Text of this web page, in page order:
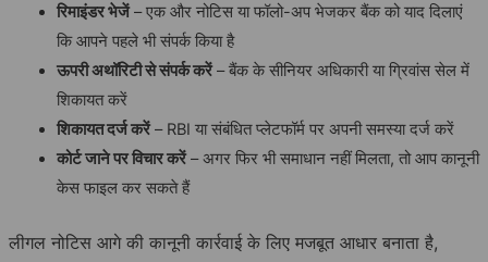
रिमाइंडर भेजें– एक और नोटिस या फॉलो-अप भेजकर बैंक को याद दिलाएं
कि आपने पहले भी संपर्क किया है
ऊपरी अथॉरिटी से संपर्क करें– बैंक के सीनियर अधिकारी या ग्रिवांस सेल में
शिकायत करें
शिकायत दर्ज करें– RBI या संबंधित प्लेटफॉर्म पर अपनी समस्या दर्ज करें
कोर्ट जाने पर विचार करें– अगर फिर भी समाधान नहीं मिलता, तो आप कानूनी
केस फाइल कर सकते हैं
लीगल नोटिस आगे की कानूनी कार्रवाई के लिए मजबूत आधार बनाता है,